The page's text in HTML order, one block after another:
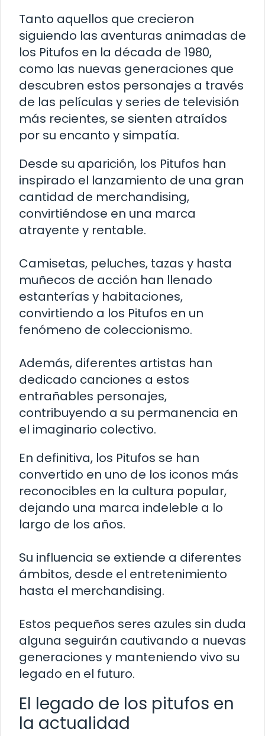
Tanto aquellos que crecieron
siguiendo las aventuras animadas de
los Pitufos en la década de 1980,
como las nuevas generaciones que
descubren estos personajes a través
de las películas y series de televisión
más recientes, se sienten atraídos
por su encanto y simpatía.
Desde su aparición, los Pitufos han
inspirado el lanzamiento de una gran
cantidad de merchandising,
convirtiéndose en una marca
atrayente y rentable.
Camisetas, peluches, tazas y hasta
muñecos de acción han llenado
estanterías y habitaciones,
convirtiendo a los Pitufos en un
fenómeno de coleccionismo.
Además, diferentes artistas han
dedicado canciones a estos
entrañables personajes,
contribuyendo a su permanencia en
el imaginario colectivo.
En definitiva, los Pitufos se han
convertido en uno de los iconos más
reconocibles en la cultura popular,
dejando una marca indeleble a lo
largo de los años.
Su influencia se extiende a diferentes
ámbitos, desde el entretenimiento
hasta el merchandising.
Estos pequeños seres azules sin duda
alguna seguirán cautivando a nuevas
generaciones y manteniendo vivo su
legado en el futuro.
El legado de los pitufos en
la actualidad